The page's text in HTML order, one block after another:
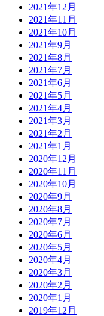
2021年12月
2021年11月
2021年10月
2021年9月
2021年8月
2021年7月
2021年6月
2021年5月
2021年4月
2021年3月
2021年2月
2021年1月
2020年12月
2020年11月
2020年10月
2020年9月
2020年8月
2020年7月
2020年6月
2020年5月
2020年4月
2020年3月
2020年2月
2020年1月
2019年12月